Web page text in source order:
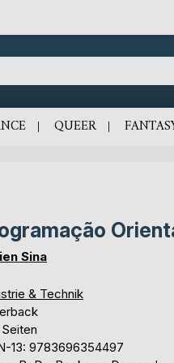
QUEER
Sina
& Technik
13: 9783696354497